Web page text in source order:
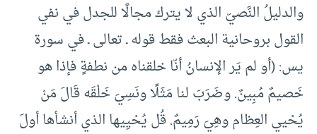
والدليلُ النَّصيّ الذي لا يترك مجالًا للجدل في نفي
القول بروحانية البعث فقط قوله ـ تعالى ـ في سورة
يس: (أو لم يَر الإنسانُ أنّا خلقناه من نطفةٍ فإذا هو
خَصيمٌ مُبِينٌ. وضَرَبَ لنا مَثَلًا ونَسِيَ خَلْقَه قَالَ مَنْ
يُحْيي العِظام وهِيَ رَمِيمٌ. قُل يُحْيِيها الذي أنشأها أولَ